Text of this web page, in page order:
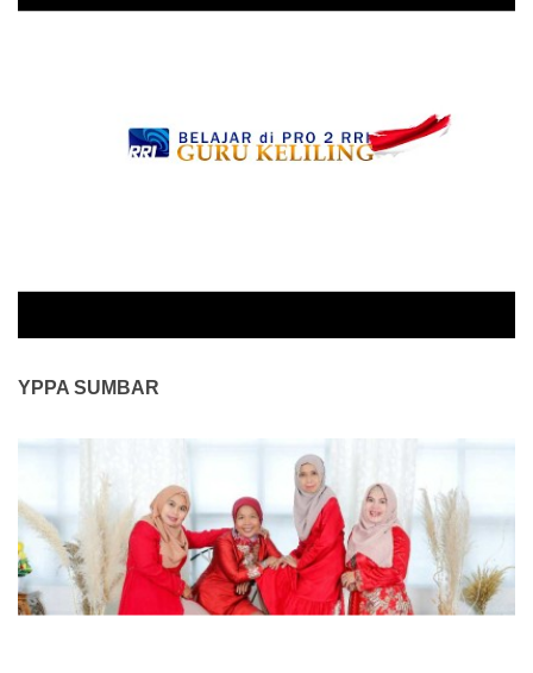
YPPA SUMBAR